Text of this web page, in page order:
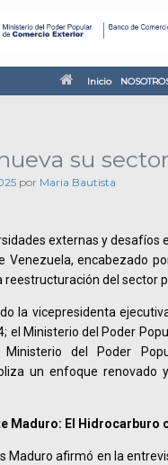
Inicio
su
por Maria Bautista
externas y desafíos
Venezuela, encabezado
reestructuración del sector
la vicepresidenta
el Ministerio del Poder
del Poder
un enfoque renovado
Maduro: El
Maduro afirmó en la